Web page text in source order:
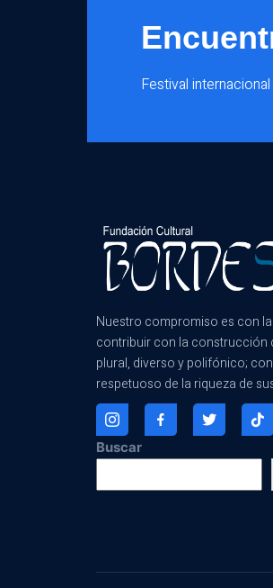
Festival
Nuestro compromiso es con
contribuir con la construcción
plural, diverso y polifónico;
respetuoso de la riqueza de
Buscar